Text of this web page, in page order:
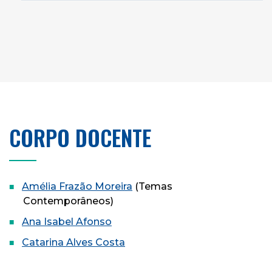
CORPO DOCENTE
Amélia Frazão Moreira (Temas
Contemporâneos)
Ana Isabel Afonso
Catarina Alves Costa